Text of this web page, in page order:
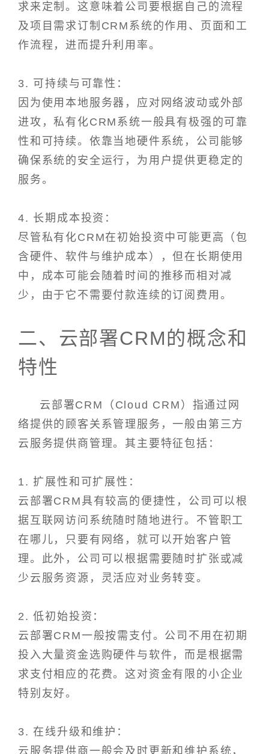
求来定制。这意味着公司要根据自己的流程
及项目需求订制CRM系统的作用、页面和工
作流程，进而提升利用率。
3. 可持续与可靠性：
因为使用本地服务器，应对网络波动或外部
进攻，私有化CRM系统一般具有极强的可靠
性和可持续。依靠当地硬件系统，公司能够
确保系统的安全运行，为用户提供更稳定的
服务。
4. 长期成本投资：
尽管私有化CRM在初始投资中可能更高（包
含硬件、软件与维护成本），但在长期使用
中，成本可能会随着时间的推移而相对减
少，由于它不需要付款连续的订阅费用。
二、云部署CRM的概念和
特性
云部署CRM（Cloud CRM）指通过网
络提供的顾客关系管理服务，一般由第三方
云服务提供商管理。其主要特征包括：
1. 扩展性和可扩展性：
云部署CRM具有较高的便捷性，公司可以根
据互联网访问系统随时随地进行。不管职工
在哪儿，只要有网络，就可以开始客户管
理。此外，公司可以根据需要随时扩张或减
少云服务资源，灵活应对业务转变。
2. 低初始投资：
云部署CRM一般按需支付。公司不用在初期
投入大量资金选购硬件与软件，而是根据需
求支付相应的花费。这对资金有限的小企业
特别友好。
3. 在线升级和维护：
云服务提供商一般会及时更新和维护系统，